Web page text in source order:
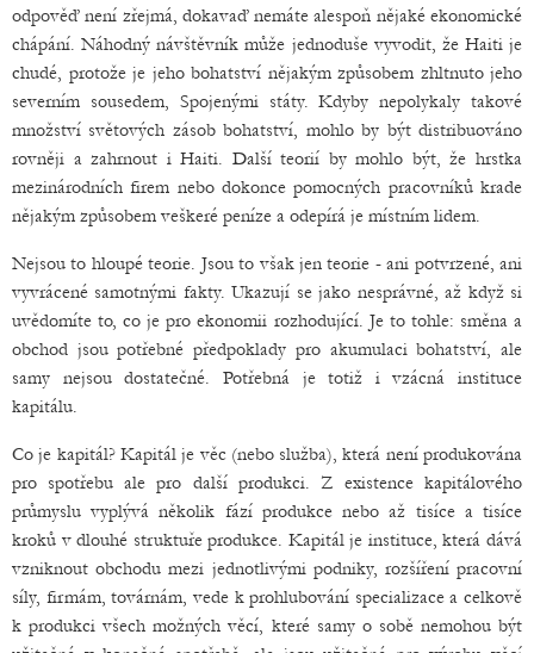
odpověď není zřejmá, dokavaď nemáte alespoň nějaké ekonomické
chápání. Náhodný návštěvník může jednoduše vyvodit, že Haiti je
chudé, protože je jeho bohatství nějakým způsobem zhltnuto jeho
severním sousedem, Spojenými státy. Kdyby nepolykaly takové
množství světových zásob bohatství, mohlo by být distribuováno
rovněji a zahrnout i Haiti. Další teorií by mohlo být, že hrstka
mezinárodních firem nebo dokonce pomocných pracovníků krade
nějakým způsobem veškeré peníze a odepírá je místním lidem.
Nejsou to hloupé teorie. Jsou to však jen teorie - ani potvrzené, ani
vyvrácené samotnými fakty. Ukazují se jako nesprávné, až když si
uvědomíte to, co je pro ekonomii rozhodující. Je to tohle: směna a
obchod jsou potřebné předpoklady pro akumulaci bohatství, ale
samy nejsou dostatečné. Potřebná je totiž i vzácná instituce
kapitálu.
Co je kapitál? Kapitál je věc (nebo služba), která není produkována
pro spotřebu ale pro další produkci. Z existence kapitálového
průmyslu vyplývá několik fází produkce nebo až tisíce a tisíce
kroků v dlouhé struktuře produkce. Kapitál je instituce, která dává
vzniknout obchodu mezi jednotlivými podniky, rozšíření pracovní
síly, firmám, továrnám, vede k prohlubování specializace a celkově
k produkci všech možných věcí, které samy o sobě nemohou být